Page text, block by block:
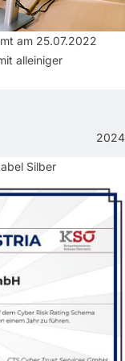
am 25.07.2022
alleiniger
2024
Silber